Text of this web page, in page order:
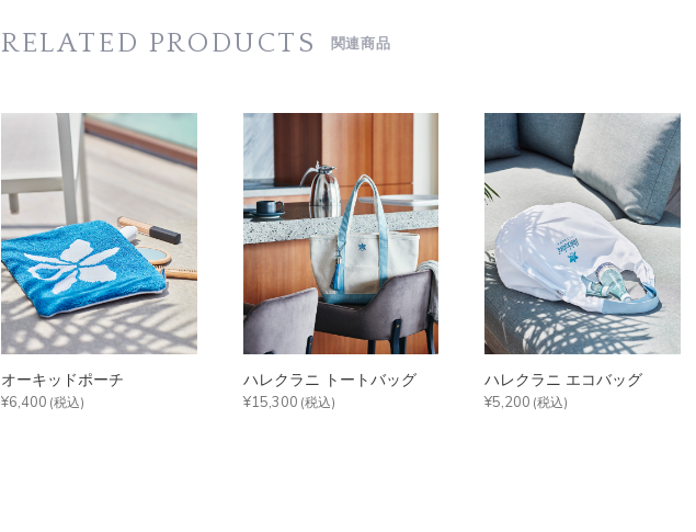
RELATED PRODUCTS
オーキッドポーチ
¥6,400 (税込)
ハレクラニ トートバッグ
¥15,300 (税込)
ハレクラニ エコバッグ
¥5,200 (税込)